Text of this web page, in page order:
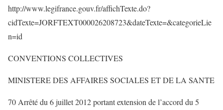
http://www.legifrance.gouv.fr/affichTexte.do?
cidTexte=JORFTEXT000026208723&dateTexte=&categorieLie
n=id
CONVENTIONS COLLECTIVES
MINISTERE DES AFFAIRES SOCIALES ET DE LA SANTE
70 Arrêté du 6 juillet 2012 portant extension de l’accord du 5